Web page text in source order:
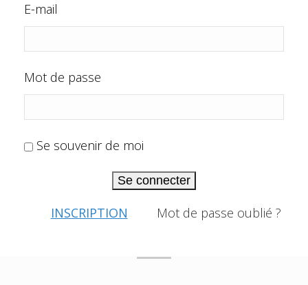
E-mail
Mot de passe
Se souvenir de moi
Se connecter
INSCRIPTION Mot de passe oublié ?